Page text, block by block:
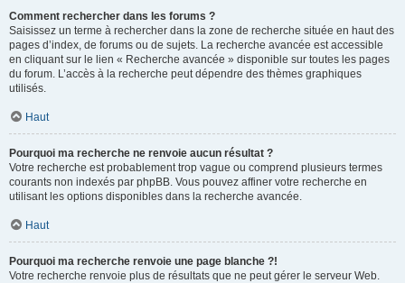
Comment rechercher dans les forums ?
Saisissez un terme à rechercher dans la zone de recherche située en haut des
pages d’index, de forums ou de sujets. La recherche avancée est accessible
en cliquant sur le lien « Recherche avancée » disponible sur toutes les pages
du forum. L’accès à la recherche peut dépendre des thèmes graphiques
utilisés.
Haut
Pourquoi ma recherche ne renvoie aucun résultat ?
Votre recherche est probablement trop vague ou comprend plusieurs termes
courants non indexés par phpBB. Vous pouvez affiner votre recherche en
utilisant les options disponibles dans la recherche avancée.
Haut
Pourquoi ma recherche renvoie une page blanche ?!
Votre recherche renvoie plus de résultats que ne peut gérer le serveur Web.